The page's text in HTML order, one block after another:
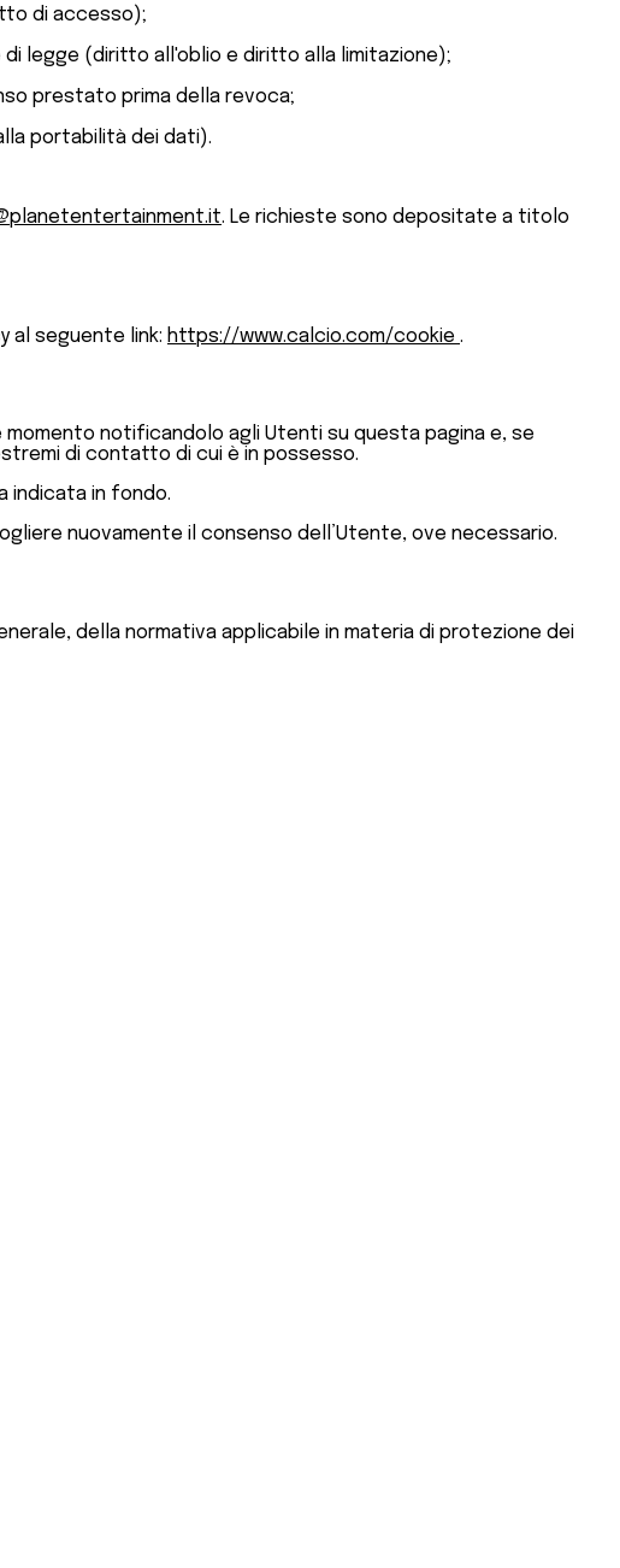
di accesso);
legge (diritto all'oblio e diritto alla limitazione);
prestato prima della revoca;
portabilità dei dati).
. Le richieste sono depositate a titolo
al seguente link: https://www.calcio.com/cookie .
notificandolo agli Utenti su questa pagina e, se
di contatto di cui è in possesso.
indicata in fondo.
nuovamente il consenso dell’Utente, ove necessario.
della normativa applicabile in materia di protezione dei